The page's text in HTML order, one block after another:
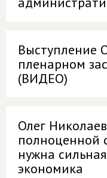
Выступление
пленарном
(ВИДЕО)
Олег
полноценной
нужна
экономика